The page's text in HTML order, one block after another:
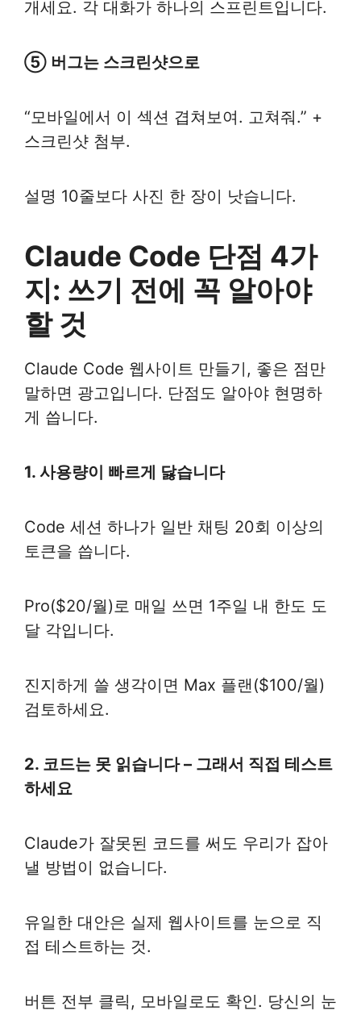
개세요. 각 대화가 하나의 스프린트입니다.
⑤ 버그는 스크린샷으로
“모바일에서 이 섹션 겹쳐보여. 고쳐줘.” +
스크린샷 첨부.
설명 10줄보다 사진 한 장이 낫습니다.
Claude Code 단점 4가
지: 쓰기 전에 꼭 알아야
할 것
Claude Code 웹사이트 만들기, 좋은 점만
말하면 광고입니다. 단점도 알아야 현명하
게 씁니다.
1. 사용량이 빠르게 닳습니다
Code 세션 하나가 일반 채팅 20회 이상의
토큰을 씁니다.
Pro($20/월)로 매일 쓰면 1주일 내 한도 도
달 각입니다.
진지하게 쓸 생각이면 Max 플랜($100/월)
검토하세요.
2. 코드는 못 읽습니다 – 그래서 직접 테스트
하세요
Claude가 잘못된 코드를 써도 우리가 잡아
낼 방법이 없습니다.
유일한 대안은 실제 웹사이트를 눈으로 직
접 테스트하는 것.
버튼 전부 클릭, 모바일로도 확인. 당신의 눈